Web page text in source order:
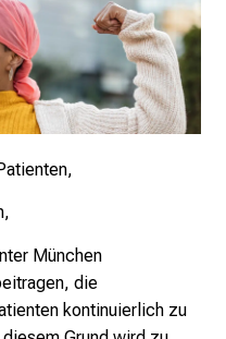
München
die
kontinuierlich zu